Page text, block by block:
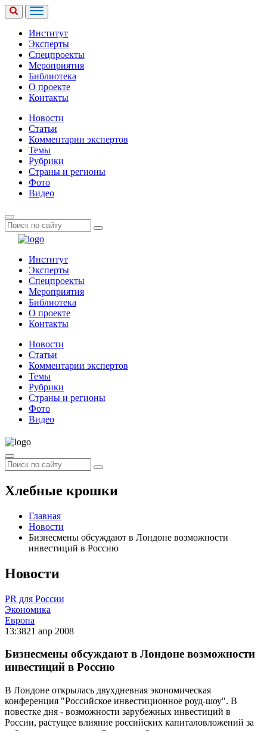
Институт
Эксперты
Спецпроекты
Мероприятия
Библиотека
О проекте
Контакты
Новости
Статьи
Комментарии экспертов
Темы
Рубрики
Страны и регионы
Фото
Видео
Институт
Эксперты
Спецпроекты
Мероприятия
Библиотека
О проекте
Контакты
Новости
Статьи
Комментарии экспертов
Темы
Рубрики
Страны и регионы
Фото
Видео
Хлебные крошки
Главная
Новости
Бизнесмены обсуждают в Лондоне возможности
инвестиций в Россию
Новости
PR для России
Экономика
Европа
13:3821 апр 2008
Бизнесмены обсуждают в Лондоне возможности
инвестиций в Россию
В Лондоне открылась двухдневная экономическая
конференция "Российское инвестиционное роуд-шоу". В
повестке дня - возможности зарубежных инвестиций в
России, растущее влияние российских капиталовложений за